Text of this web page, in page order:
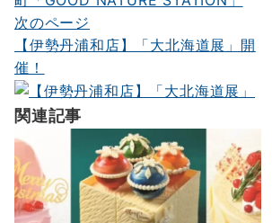
ゲ
ー
シ
ョ
ン
次のページ
【伊勢丹浦和店】「大北海道展」開
催！
関連記事